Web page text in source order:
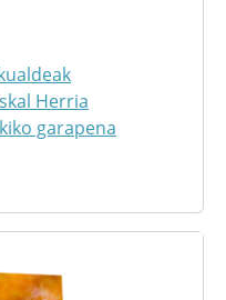
Herria
garapena